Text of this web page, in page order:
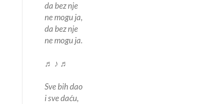
da bez nje
ne mogu ja,
da bez nje
ne mogu ja.
♬ ♪ ♬
Sve bih dao
i sve daću,